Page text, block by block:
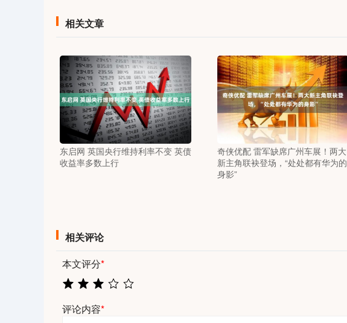
相关文章
东启网 英国央行维持利率不变 英债
收益率多数上行
奇侠优配 雷军缺席广州车展！两大
新主角联袂登场，“处处都有华为的
身影”
相关评论
本文评分*
评论内容*